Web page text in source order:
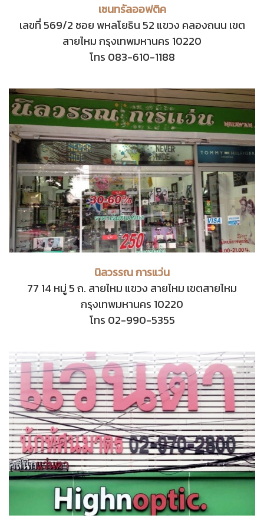
เซนทรัลออฟติค
เลขที่ 569/2 ซอย พหลโยธิน 52 แขวง คลองถนน เขต
สายไหม กรุงเทพมหานคร 10220
โทร 083-610-1188
นิลวรรณ การแว่น
77 14 หมู่ 5 ถ. สายไหม แขวง สายไหม เขตสายไหม
กรุงเทพมหานคร 10220
โทร 02-990-5355